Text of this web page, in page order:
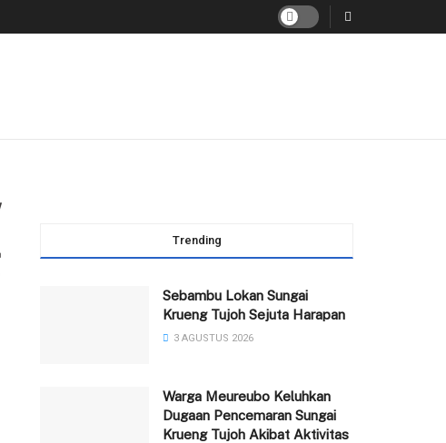
Trending
Sebambu Lokan Sungai
Krueng Tujoh Sejuta Harapan
3 AGUSTUS 2026
Warga Meureubo Keluhkan
Dugaan Pencemaran Sungai
Krueng Tujoh Akibat Aktivitas